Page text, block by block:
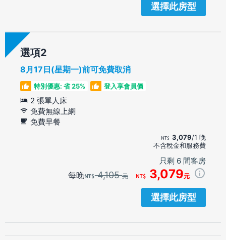
選擇此房型
選項
8月17日(星期一)前可免費取消
特別優惠: 省 25% 登入享會員價
2 張單人床
免費無線上網
免費早餐
3,079/1 晚
不含稅金和服務費
只剩 6 間客房
每晚 4,105元 3,079元
選擇此房型